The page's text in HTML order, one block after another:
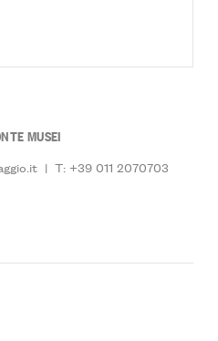
MUSEI
| T: +39 011 2070703